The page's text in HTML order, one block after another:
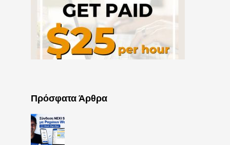
Πρόσφατα Άρθρα